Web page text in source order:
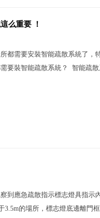
么重要 ！
都需要安裝智能疏散系統了，
要裝智能疏散系統？ 智能疏
到應急疏散指示標志燈具指示
的場所，標志燈底邊離門